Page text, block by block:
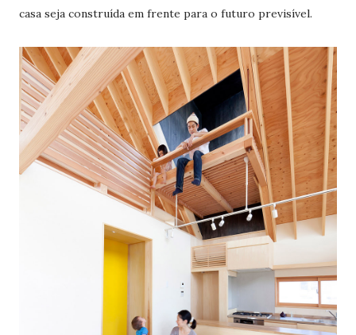
casa seja construída em frente para o futuro previsível.